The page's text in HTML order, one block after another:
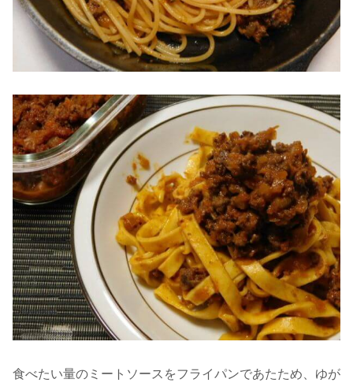
食べたい量のミートソースをフライパンであたため、ゆが